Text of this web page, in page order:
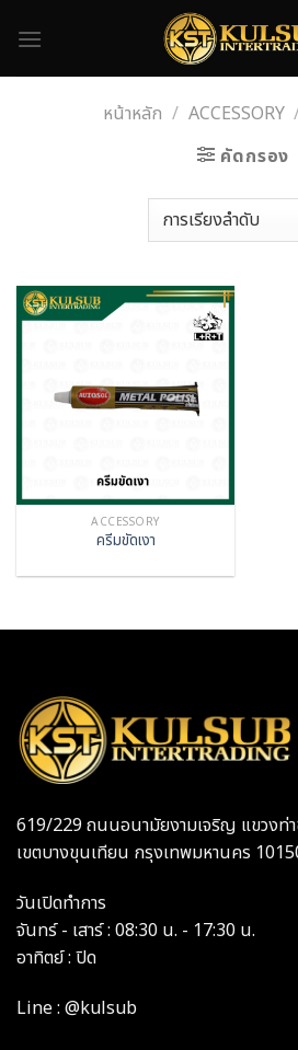
หน้าหลัก / ACCESSORY
คัดกรอง
ACCESSORY
ครีมขัดเงา
619/229 ถนนอนามัยงามเจริญ แขวงท่
เขตบางขุนเทียน กรุงเทพมหานคร
วันเปิดทำการ
จันทร์ - เสาร์ : 08:30 น. - 17:30 น.
อาทิตย์ : ปิด
Line : @kulsub